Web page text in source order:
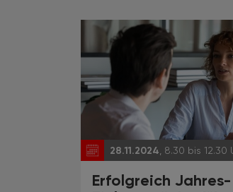
28.11.2024 , 8.30 bis 12.30
Erfolgreich Jahres-